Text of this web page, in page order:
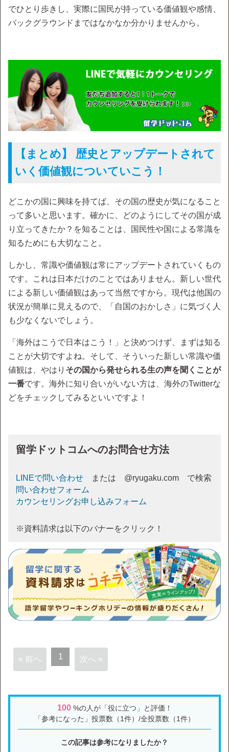
でひとり歩きし、実際に国民が持っている価値観や感情、
バックグラウンドまではなかなか分かりませんから。
【まとめ】 歴史とアップデートされて
いく価値観についていこう！
どこかの国に興味を持てば、その国の歴史が気になること
って多いと思います。確かに、どのようにしてその国が成
り立ってきたか？を知ることは、国民性や国による常識を
知るためにも大切なこと。
しかし、常識や価値観は常にアップデートされていくもの
です。これは日本だけのことではありません。新しい世代
による新しい価値観はあって当然ですから。現代は他国の
状況が簡単に見えるので、「自国のおかしさ」に気づく人
も少なくないでしょう。
「海外はこうで日本はこう！」と決めつけず、まずは知る
ことが大切ですよね。そして、そういった新しい常識や価
値観は、やはり その国から発せられる生の声を聞くことが
一番です。海外に知り合いがいない方は、海外のTwitterな
どをチェックしてみるといいですよ！
留学ドットコムへのお問合せ方法
LINEで問い合わせ または @ryugaku.com で検索
問い合わせフォーム
カウンセリングお申し込みフォーム
※資料請求は以下のバナーをクリック！
« 前へ 1 次へ »
100%の人が「役に立つ」と評価！
「参考になった」投票数（1件）/全投票数（1件）
この記事は参考になりましたか？